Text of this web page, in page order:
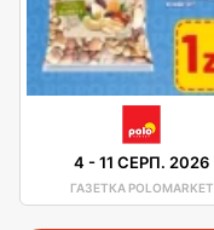
4 -11 СЕРП. 2026
ГАЗЕТКА POLOMARKET